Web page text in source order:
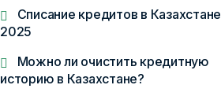
Списание кредитов в Казахстане
2025
Можно ли очистить кредитную
историю в Казахстане?